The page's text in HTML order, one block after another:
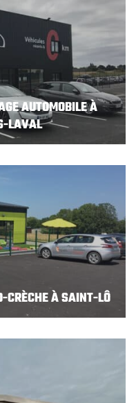
AUTOMOBILE À
LAVAL
CRÈCHE À SAINT-LÔ